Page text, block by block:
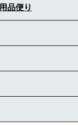
品便り